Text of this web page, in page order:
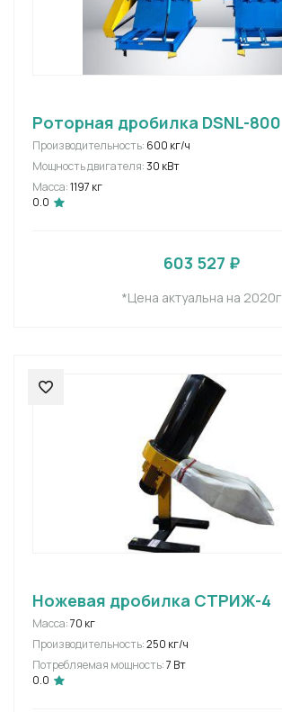
Роторная дробилка DSNL-800
Производительность: 600 кг/ч
Мощность двигателя:30 кВт
Масса:1197 кг
0.0
603 527 ₽
*Цена актуальна на 2020г
Ножевая дробилка СТРИЖ-4
Масса:70 кг
Производительность:250 кг/ч
Потребляемая мощность:7 Вт
0.0